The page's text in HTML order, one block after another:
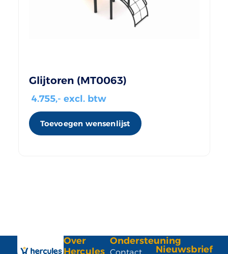
Glijtoren (MT0063)
4.755,- excl. btw
Toevoegen wensenlijst
Over
Hercules
Ondersteuning
Nieuwsbrief